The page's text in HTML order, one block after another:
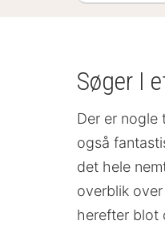
Søger I
Der er nogle
også
det hele
overblik
herefter blot